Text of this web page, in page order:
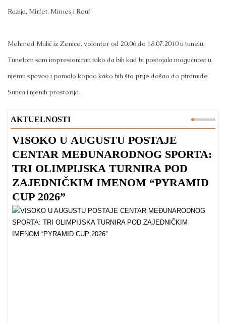
Razija, Mirfet, Mirnes i Reuf
Mehmed Mulić iz Zenice, volonter od 20.06 do 18.07.2010 u tunelu.
Tunelom sam impresioniran tako da bih kad bi postojala mogućnost u
njemu spavao i pomalo kopao kako bih što prije došao do piramide
Sunca i njenih prostorija…
AKTUELNOSTI
VISOKO U AUGUSTU POSTAJE
CENTAR MEĐUNARODNOG SPORTA:
TRI OLIMPIJSKA TURNIRA POD
ZAJEDNIČKIM IMENOM “PYRAMID
CUP 2026”